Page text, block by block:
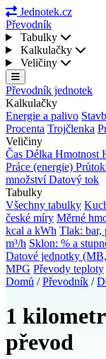
Jednotek.cz
Převodník
Tabulky
Kalkulačky
Veličiny
Převodník jednotek
Kalkulačky
Energie a palivo
Procenta Trojčlenka
Veličiny
Čas Délka Hmotnost
Práce (energie) Průtok
množstvíDatový tok
Tabulky
Všechny tabulky
české míry Měrné
kcal a kWh Tlak: bar,
m³/h Sklon: % a
Datové jednotky
MPG Převody teploty
Domů / Převodník /
1
převod